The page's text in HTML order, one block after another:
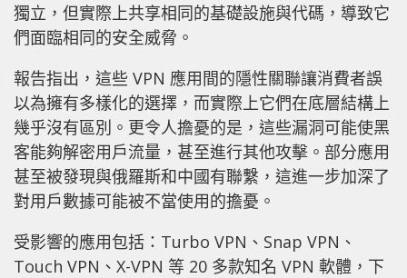
獨立，但實際上共享相同的基礎設施與代碼，導致它
們面臨相同的安全威脅。
報告指出，這些 VPN 應用間的隱性關聯讓消費者誤
以為擁有多樣化的選擇，而實際上它們在底層結構上
幾乎沒有區別。更令人擔憂的是，這些漏洞可能使黑
客能夠解密用戶流量，甚至進行其他攻擊。部分應用
甚至被發現與俄羅斯和中國有聯繫，這進一步加深了
對用戶數據可能被不當使用的擔憂。
受影響的應用包括：Turbo VPN、Snap VPN、
Touch VPN、X-VPN 等 20 多款知名 VPN 軟體，下